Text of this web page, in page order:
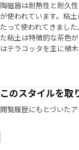
陶磁器は耐熱性と耐久
が使われています。粘
たって使われてきまし
た粘土は特徴的な茶色
はテラコッタを主に植
このスタイルを取
閲覧履歴にもとづいた